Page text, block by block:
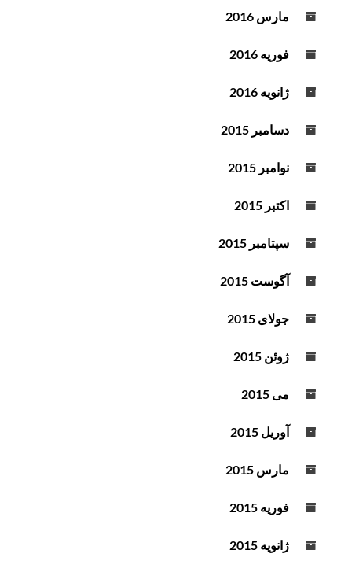
مارس 2016
فوریه 2016
ژانویه 2016
دسامبر 2015
نوامبر 2015
اکتبر 2015
سپتامبر 2015
آگوست 2015
جولای 2015
ژوئن 2015
می 2015
آوریل 2015
مارس 2015
فوریه 2015
ژانویه 2015